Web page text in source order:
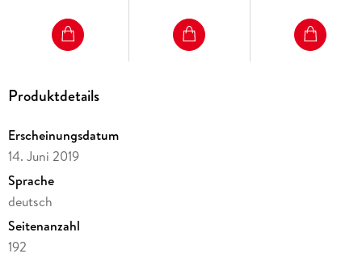
Produktdetails
Erscheinungsdatum
14. Juni 2019
Sprache
deutsch
Seitenanzahl
192